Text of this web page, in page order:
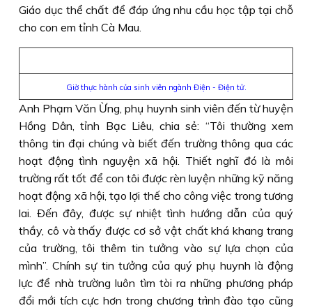
Giáo dục thể chất để đáp ứng nhu cầu học tập tại chỗ
cho con em tỉnh Cà Mau.
Giờ thực hành của sinh viên ngành Điện - Điện tử.
Anh Phạm Văn Ừng, phụ huynh sinh viên đến từ huyện
Hồng Dân, tỉnh Bạc Liêu, chia sẻ: “Tôi thường xem
thông tin đại chúng và biết đến trường thông qua các
hoạt động tình nguyện xã hội. Thiết nghĩ đó là môi
trường rất tốt để con tôi được rèn luyện những kỹ năng
hoạt động xã hội, tạo lợi thế cho công việc trong tương
lai. Ðến đây, được sự nhiệt tình hướng dẫn của quý
thầy, cô và thấy được cơ sở vật chất khá khang trang
của trường, tôi thêm tin tưởng vào sự lựa chọn của
mình”. Chính sự tin tưởng của quý phụ huynh là động
lực để nhà trường luôn tìm tòi ra những phương pháp
đổi mới tích cực hơn trong chương trình đào tạo cũng